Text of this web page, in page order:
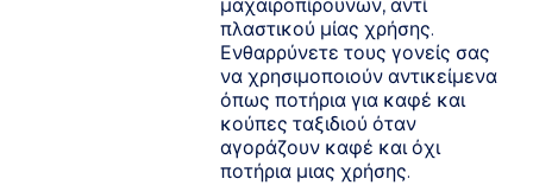
μαχαιροπίρουνων, αντί
πλαστικού μίας χρήσης.
Ενθαρρύνετε τους γονείς σας
να χρησιμοποιούν αντικείμενα
όπως ποτήρια για καφέ και
κούπες ταξιδιού όταν
αγοράζουν καφέ και όχι
ποτήρια μιας χρήσης.